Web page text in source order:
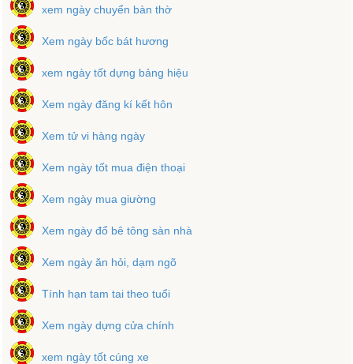
xem ngày chuyển bàn thờ
Xem ngày bốc bát hương
xem ngày tốt dựng bảng hiệu
Xem ngày đăng kí kết hôn
Xem tử vi hàng ngày
Xem ngày tốt mua điện thoại
Xem ngày mua giường
Xem ngày đổ bê tông sàn nhà
Xem ngày ăn hỏi, dạm ngõ
Tính hạn tam tai theo tuổi
Xem ngày dựng cửa chính
xem ngày tốt cúng xe